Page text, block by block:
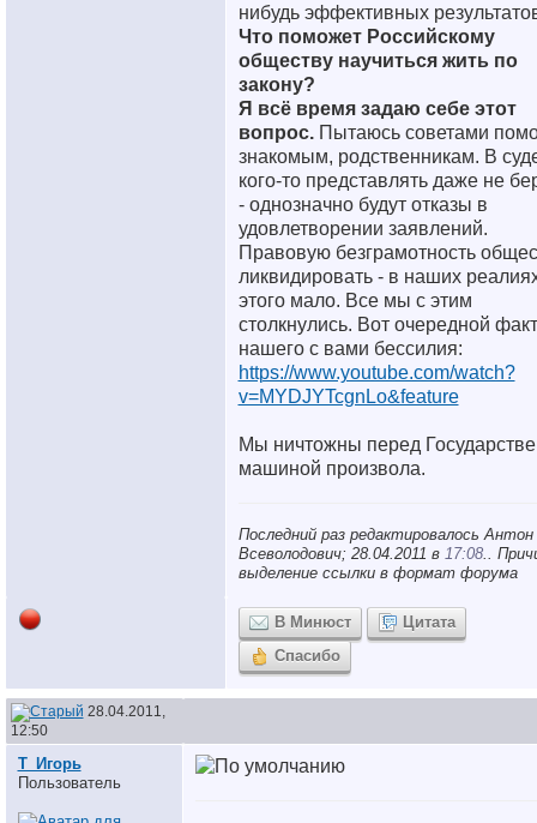
нибудь эффективных
Что поможет Российскому
обществу научиться жить по
закону?
Я всё время задаю себе этот
вопрос.Пытаюсь советами
знакомым, родственникам. В
кого-то представлять даже не
- однозначно будут отказы в
удовлетворении заявлений.
Правовую безграмотность
ликвидировать - в наших
этого мало. Все мы с этим
столкнулись. Вот очередной факт
нашего с вами бессилия:
https://www.youtube.com/watch?
v=MYDJYTcgnLo&feature
Мы ничтожны перед
машиной произвола.
Последний раз редактировалось Антон
Всеволодович; 28.04.2011 в 17:08..
выделение ссылки в формат форума
В Минюст
Цитата
Спасибо
28.04.2011,
12:50
Т_Игорь
Пользователь